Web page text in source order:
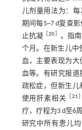
儿剂量用法为：每
期间每5~7 d复查
止抗凝 ［20
。指
个月。在新生儿中
血，主要表现为大
血等。有研究报
疏松症，但新生儿
使用肝素相关 ［21
疗，疗程为3 d至6
研究中所有患儿均